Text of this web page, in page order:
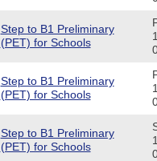
Step to B1 Preliminary
(PET) for Schools
Step to B1 Preliminary
(PET) for Schools
Step to B1 Preliminary
(PET) for Schools